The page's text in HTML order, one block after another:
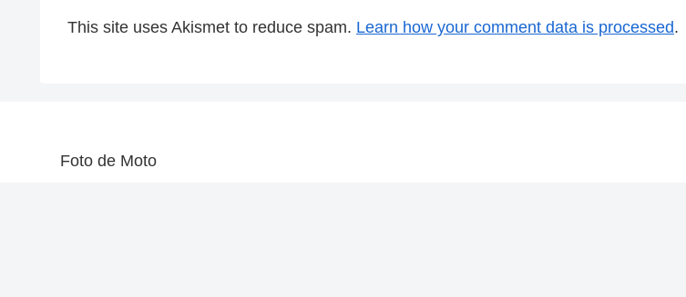
This site uses Akismet to reduce spam. Learn how your comment data is processed.
Foto de Moto